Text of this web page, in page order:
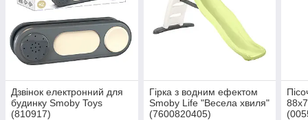
Дзвінок електронний для
будинку Smoby Toys
(810917)
Гірка з водним ефектом
Smoby Life "Весела хвиля"
(7600820405)